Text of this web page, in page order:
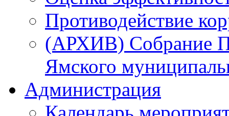
Противодействие
(АРХИВ) Собрание
Ямского
Администрация